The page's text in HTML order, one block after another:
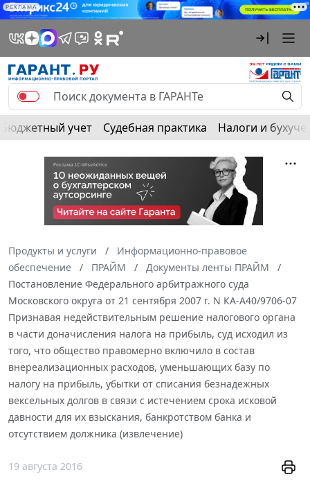
РЕКЛАМА
Бюджетный учет Судебная практика Налоги и
Продукты и услуги
Информационно-правовое
обеспечение
ПРАЙМ
Документы ленты ПРАЙМ
Постановление Федерального арбитражного суда
Московского округа от 21 сентября 2007 г. N КА-А40/9706-07
Признавая недействительным решение налогового органа
в части доначисления налога на прибыль, суд исходил из
того, что общество правомерно включило в состав
внереализационных расходов, уменьшающих базу по
налогу на прибыль, убытки от списания безнадежных
вексельных долгов в связи с истечением срока исковой
давности для их взыскания, банкротством банка и
отсутствием должника (извлечение)
19 августа 2016